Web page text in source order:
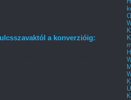
a konverzióig: